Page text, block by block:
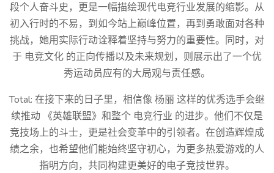
段个人奋斗史，更是一幅描绘现代电竞行业发展的缩影。从
初入行时的不易，到如今站上巅峰位置，再到勇敢面对各种
挑战，她用实际行动诠释着坚持与努力的重要性。同时，对
于 电竞文化 的正向传播以及未来规划，则展示出了一个优
秀运动员应有的大局观与责任感。
Total: 在接下来的日子里，相信像 杨丽 这样的优秀选手会继
续推动 《英雄联盟》和整个 电竞行业 的进步。他们不仅是
竞技场上的斗士，更是社会变革中的引领者。在创造辉煌成
绩之余，也希望他们能始终坚守初心，为更多热爱游戏的人
指明方向，共同构建更美好的电子竞技世界。